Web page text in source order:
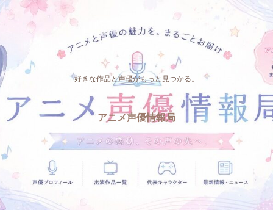
好きな作品と声優がもっと見つかる。
アニメ声優情報局